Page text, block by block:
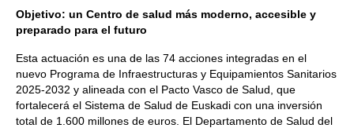
Objetivo: un Centro de salud más moderno, accesible y
preparado para el futuro
Esta actuación es una de las 74 acciones integradas en el
nuevo Programa de Infraestructuras y Equipamientos Sanitarios
2025-2032 y alineada con el Pacto Vasco de Salud, que
fortalecerá el Sistema de Salud de Euskadi con una inversión
total de 1.600 millones de euros. El Departamento de Salud del